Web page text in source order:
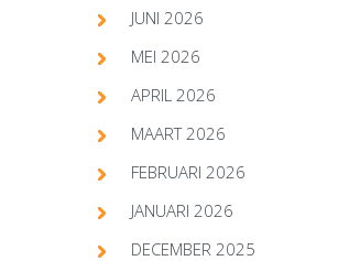
JUNI 2026
MEI 2026
APRIL 2026
MAART 2026
FEBRUARI 2026
JANUARI 2026
DECEMBER 2025